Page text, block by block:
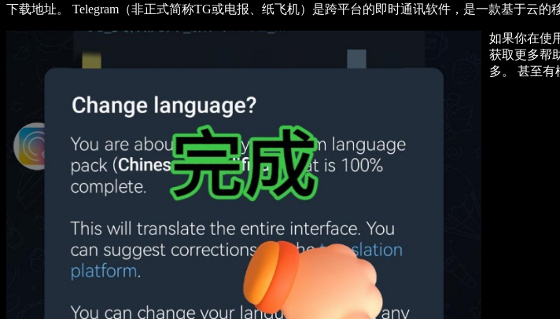
下载地址。 Telegram（非正式简称TG或电报、纸飞机）是跨平台的即时通讯软件，是一款基于云的
如果你在使
获取更多帮
多。 甚至有